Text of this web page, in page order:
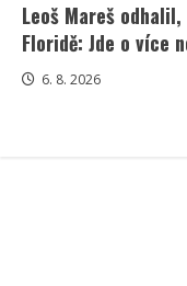
Leoš Mareš
Floridě: Jde o více
6. 8. 2026